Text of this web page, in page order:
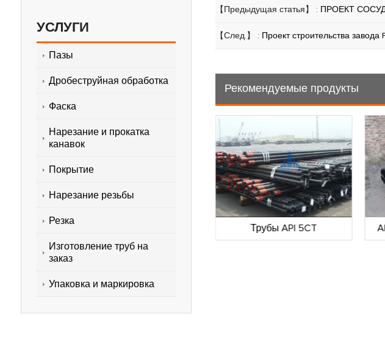
УСЛУГИ
Пазы
Дробеструйная обработка
Фаска
Нарезание и прокатка
канавок
Покрытие
Нарезание резьбы
Резка
Изготовление труб на
заказ
Упаковка и маркировка
【Предыдущая статья】 : ПРОЕКТ
【След.】 : Проект строительства завода
Рекомендуемые продукты
API 5CT Щелевые трубы